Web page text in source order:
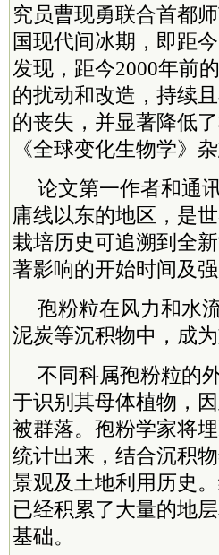
究员曹现勇联合首都
国现代间冰期，即距
发现，距今2000年前
的扰动和改造，持续
的丧失，并显著降低
《全球变化生物学》杂
论文第一作者和通
庸线以东的地区，是
栽培历史可追溯到全
著影响的开始时间及
孢粉粒在风力和水
泥炭等沉积物中，成
不同科属孢粉粒的
于识别其母体植物，
被群落。孢粉学家将
统计出来，结合沉积
景观及土地利用历史
已经积累了大量的地
基础。